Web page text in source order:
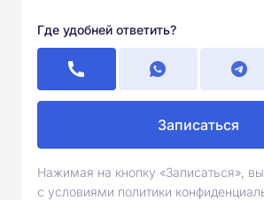
Где удобней ответить?
Записаться
Нажимая на кнопку «Записаться»,
с условиями политики